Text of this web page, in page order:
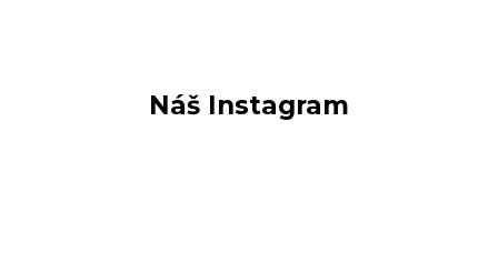
Náš Instagram